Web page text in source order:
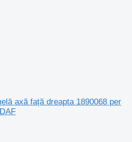
axă față dreapta 1890068 per